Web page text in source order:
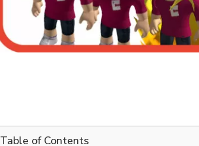
Table of Contents